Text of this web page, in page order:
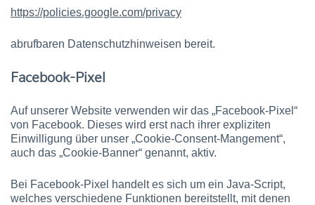
https://policies.google.com/privacy
abrufbaren Datenschutzhinweisen bereit.
Facebook-Pixel
Auf unserer Website verwenden wir das „Facebook-Pixel“
von Facebook. Dieses wird erst nach ihrer expliziten
Einwilligung über unser „Cookie-Consent-Mangement“,
auch das „Cookie-Banner“ genannt, aktiv.
Bei Facebook-Pixel handelt es sich um ein Java-Script,
welches verschiedene Funktionen bereitstellt, mit denen